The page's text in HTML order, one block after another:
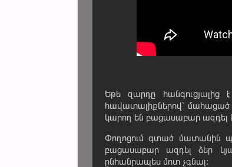
Եթե զարդը հանգուցյալից
հավատալիքներով՝ մահացած
կարող են բացասաբար ազդել
Փողոցում գտած մատանին
բացասաբար ազդել ձեր
ընհանրապես մոտ չգնալ: